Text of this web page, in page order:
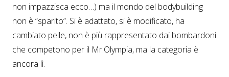
non impazzisca ecco…) ma il mondo del bodybuilding
non è “sparito”. Si è adattato, si è modificato, ha
cambiato pelle, non è più rappresentato dai bombardoni
che competono per il Mr.Olympia, ma la categoria è
ancora lì.